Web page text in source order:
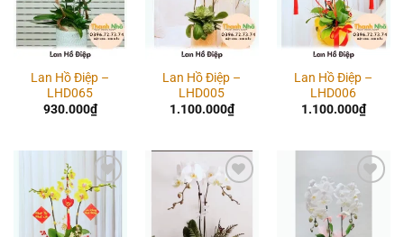
Lan Hồ Điệp –
LHD065
930.000₫
Lan Hồ Điệp –
LHD005
1.100.000₫
Lan Hồ Điệp –
LHD006
1.100.000₫
Add to
wishlist
Add to
wishlist
Add to
wishlist